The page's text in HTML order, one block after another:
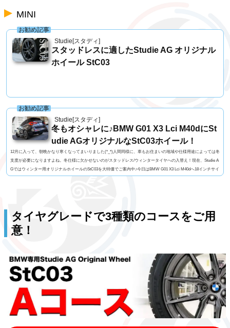
MINI
Studie[スタディ]
お勧め記事
スタッドレスに適したStudie AG オリジナル
ホイール StC03
Studie[スタディ]
お勧め記事
冬もオシャレに♪BMW G01 X3 Lci M40dにSt
udie AGオリジナルなStC03ホイール！
12月に入って、朝晩かなり寒くなってまいりました(*_*)人間同様に、車もお住まいの地域や仕様用途によっては冬
支度が必要になりますよね。冬仕様に欠かせないのがスタッドレス/ウィンタータイヤへの入替え！現在、Studie A
Gではウィンター用オリジナルホイールのStC03を大特価でご案内中♪今日はBMW G01 X3 Lci M40dへ18インチサイ
タイヤグレードで3種類のコースをご用
意！